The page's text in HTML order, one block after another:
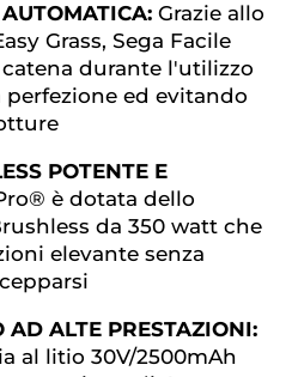
Grazie allo
Grass, Sega Facile
durante l'utilizzo
ed evitando
POTENTE E
è dotata dello
da 350 watt che
elevante senza
AD ALTE PRESTAZIONI:
al litio 30V/2500mAh